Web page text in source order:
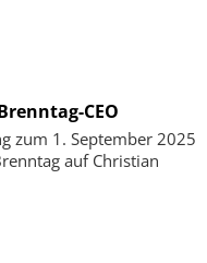
CEO
zum 1. September 2025
auf Christian